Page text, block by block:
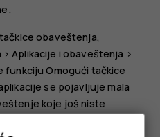
.
obaveštenja,
>Aplikacije i obaveštenja >
funkcijuOmogući tačkice
se pojavljuje mala
koje još niste